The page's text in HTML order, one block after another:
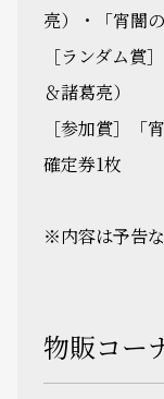
亮）・「宵闇
［ランダム賞
＆諸葛亮）
［参加賞］「
確定券1枚
※内容は予告な
物販コー